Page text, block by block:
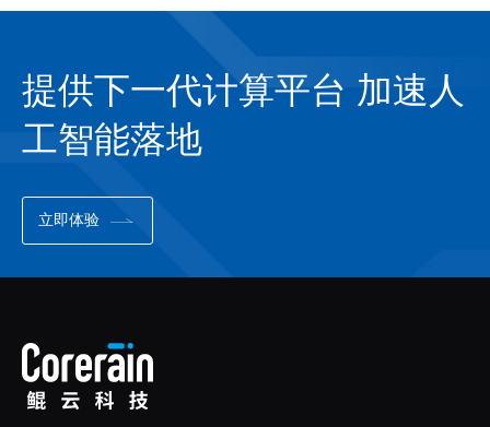
提供下一代计算平台 加速人
工智能落地
立即体验